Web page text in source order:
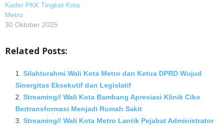
Kader PKK Tingkat Kota
Metro
30 Oktober 2025
Related Posts:
Silahturahmi Wali Kota Metro dan Ketua DPRD Wujud
Sinergitas Eksekutif dan Legislatif
Streaming// Wali Kota Bambang Apresiasi Klinik Ciko
Bertransformasi Menjadi Rumah Sakit
Streaming// Wali Kota Metro Lantik Pejabat Administrator